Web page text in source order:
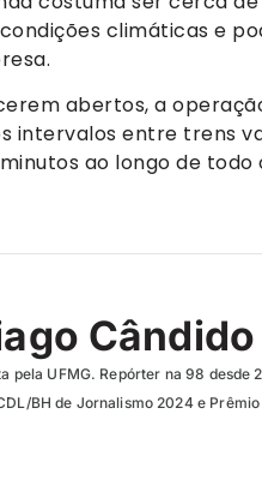
climáticas e
abertos, a
intervalos entre trens
ao longo de todo
Cândido
pela UFMG. Repórter na 98
BH de Jornalismo 2024 e